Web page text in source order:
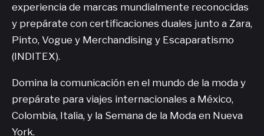
experiencia de marcas mundialmente reconocidas
y prepárate con certificaciones duales junto a Zara,
Pinto, Vogue y Merchandising y Escaparatismo
(INDITEX).
Domina la comunicación en el mundo de la moda y
prepárate para viajes internacionales a México,
Colombia, Italia, y la Semana de la Moda en Nueva
York.